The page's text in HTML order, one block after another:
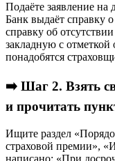
Подаёте заявление на
Банк выдаёт справку
справку об
закладную с
понадобятся
➡️ Шаг 2. Взять
и прочитать
Ищите раздел
страховой премии»,
написано: «При